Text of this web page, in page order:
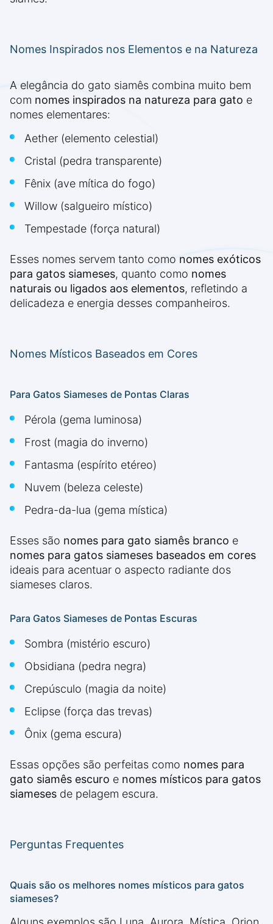
Nomes Inspirados nos Elementos e na Natureza
A elegância do gato siamês combina muito bem
com nomes inspirados na natureza para gato e
nomes elementares:
Aether (elemento celestial)
Cristal (pedra transparente)
Fênix (ave mítica do fogo)
Willow (salgueiro místico)
Tempestade (força natural)
Esses nomes servem tanto como nomes exóticos
para gatos siameses, quanto como nomes
naturais ou ligados aos elementos, refletindo a
delicadeza e energia desses companheiros.
Nomes Místicos Baseados em Cores
Para Gatos Siameses de Pontas Claras
Pérola (gema luminosa)
Frost (magia do inverno)
Fantasma (espírito etéreo)
Nuvem (beleza celeste)
Pedra-da-lua (gema mística)
Esses são nomes para gato siamês branco e
nomes para gatos siameses baseados em cores
ideais para acentuar o aspecto radiante dos
siameses claros.
Para Gatos Siameses de Pontas Escuras
Sombra (mistério escuro)
Obsidiana (pedra negra)
Crepúsculo (magia da noite)
Eclipse (força das trevas)
Ônix (gema escura)
Essas opções são perfeitas como nomes para
gato siamês escuro e nomes místicos para gatos
siameses de pelagem escura.
Perguntas Frequentes
Quais são os melhores nomes místicos para gatos
siameses?